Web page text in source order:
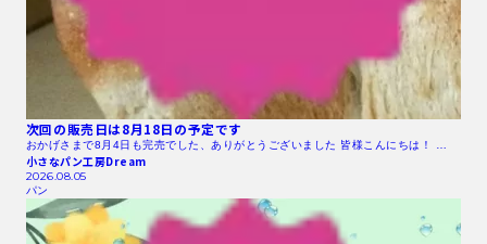
次回の販売日は8月18日の予定です
おかげさまで8月4日も完売でした、ありがとうございました 皆様こんにちは！ …
小さなパン工房Dream
2026.08.05
パン